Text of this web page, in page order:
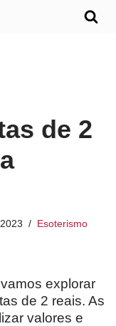
de 2
Esoterismo
explorar
de 2 reais. As
valores e